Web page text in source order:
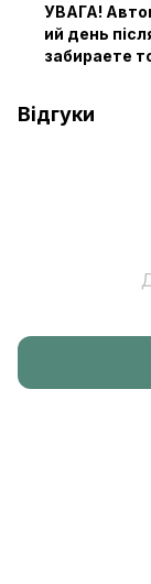
УВАГА!
ий день
забираете
Відгуки